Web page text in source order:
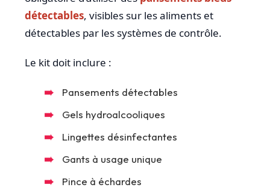
détectables, visibles sur les aliments et
détectables par les systèmes de contrôle.
Le kit doit inclure :
Pansements détectables
Gels hydroalcooliques
Lingettes désinfectantes
Gants à usage unique
Pince à échardes